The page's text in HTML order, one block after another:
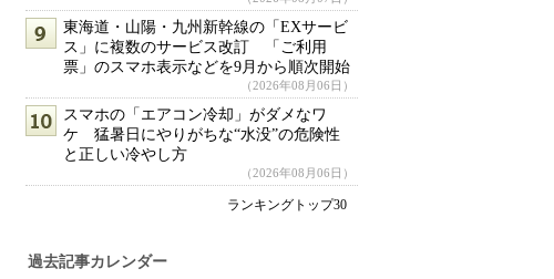
東海道・山陽・九州新幹線の「EXサービ
ス」に複数のサービス改訂 「ご利用
票」のスマホ表示などを9月から順次開始
（2026年08月06日）
スマホの「エアコン冷却」がダメなワ
ケ 猛暑日にやりがちな“水没”の危険性
と正しい冷やし方
（2026年08月06日）
ランキングトップ30
過去記事カレンダー